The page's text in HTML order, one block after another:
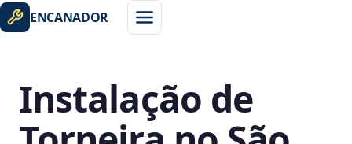
ENCANADOR
Instalação de